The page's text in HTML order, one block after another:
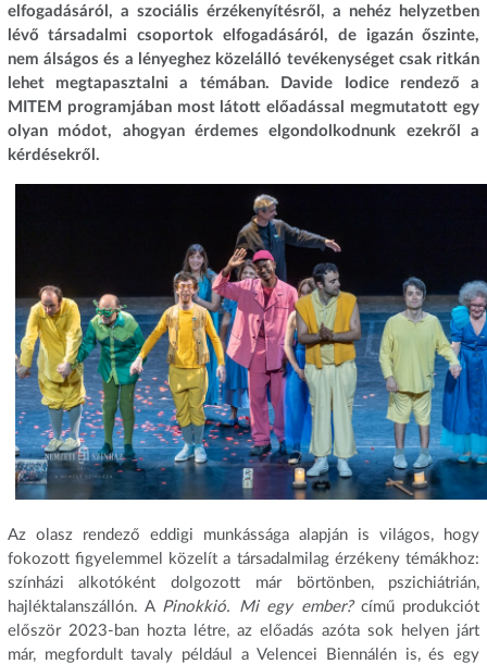
elfogadásáról, a szociális érzékenyítésről, a nehéz helyzetben
lévő társadalmi csoportok elfogadásáról, de igazán őszinte,
nem álságos és a lényeghez közelálló tevékenységet csak ritkán
lehet megtapasztalni a témában. Davide Iodice rendező a
MITEM programjában most látott előadással megmutatott egy
olyan módot, ahogyan érdemes elgondolkodnunk ezekről a
kérdésekről.
Az olasz rendező eddigi munkássága alapján is világos, hogy
fokozott figyelemmel közelít a társadalmilag érzékeny témákhoz:
színházi alkotóként dolgozott már börtönben, pszichiátrián,
hajléktalanszállón. A Pinokkió. Mi egy ember?című produkciót
először 2023-ban hozta létre, az előadás azóta sok helyen járt
már, megfordult tavaly például a Velencei Biennálén is, és egy